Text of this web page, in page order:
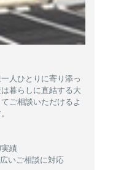
人ひとりに寄り添っ
暮らしに直結する大
ご相談いただけるよ
績
いご相談に対応